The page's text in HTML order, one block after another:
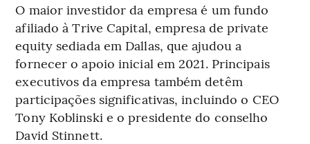
O maior investidor da empresa é um fundo
afiliado à Trive Capital, empresa de private
equity sediada em Dallas, que ajudou a
fornecer o apoio inicial em 2021. Principais
executivos da empresa também detêm
participações significativas, incluindo o CEO
Tony Koblinski e o presidente do conselho
David Stinnett.